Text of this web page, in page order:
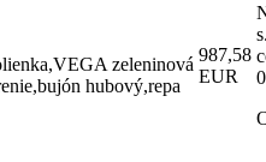
zeleninová
hubový,repa
987,58
EUR